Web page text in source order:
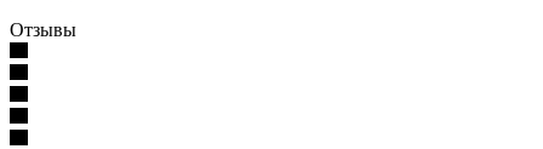
Отзывы